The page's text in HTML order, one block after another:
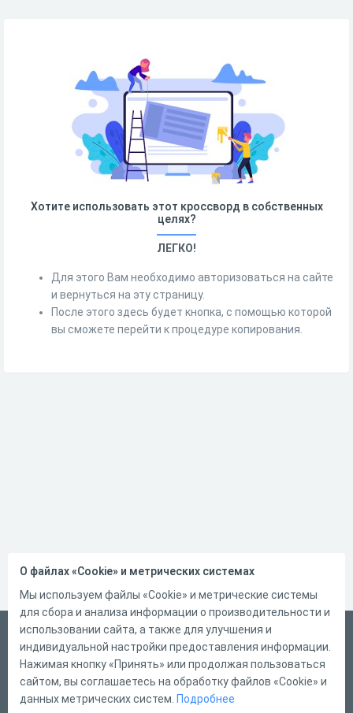
Хотите использовать этот кроссворд в собственных
целях?
ЛЕГКО!
Для этого Вам необходимо авторизоваться на сайте
и вернуться на эту страницу.
После этого здесь будет кнопка, с помощью которой
вы сможете перейти к процедуре копирования.
Русский
Справка
Форма обратной связи
О файлах «Cookie» и метрических системах
Мы используем файлы «Cookie» и метрические системы
для сбора и анализа информации о производительности и
использовании сайта, а также для улучшения и
индивидуальной настройки предоставления информации.
Нажимая кнопку «Принять» или продолжая пользоваться
сайтом, вы соглашаетесь на обработку файлов «Cookie» и
данных метрических систем. Подробнее